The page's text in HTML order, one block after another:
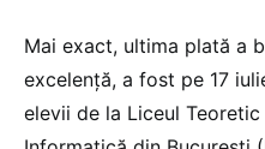
Mai exact, ultima plată a
excelență, a fost pe 17
elevii de la Liceul